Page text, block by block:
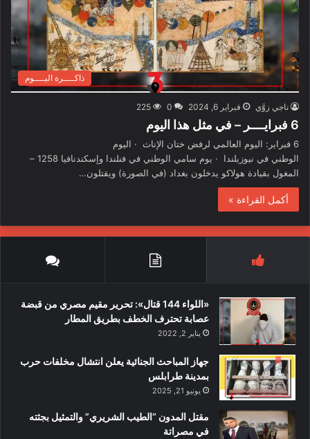
ذاكــــرة اليــــوم
ناجي زوَّي فبراير 6, 2024 0
225
6 فبرايــــر – في مثل هذا اليوم
6 فبراير: اليوم العالمي لرفض ختان الإناث · اليوم
الوطني في نيوزيلندا · يوم سامي الوطني في فنلندا وإسكندنافيا 1258 –
المغول بقيادة هولاكو يدخلون بغداد (في الصورة) ويقتلون…
أكمل القراءة »
«اللواء 144 قتال»: تحرير مقيم مصري من قبضة
عصابة تحترف الخطف بطريق المطار
يناير 2, 2022
جهاز المباحث الجنائية يعلن انتشال مخلفات حرب
بمدينة طرابلس
يونيو 21, 2025
مقتل المدون “الطيب الشريري” والتمثيل بجثته
في مصراتة